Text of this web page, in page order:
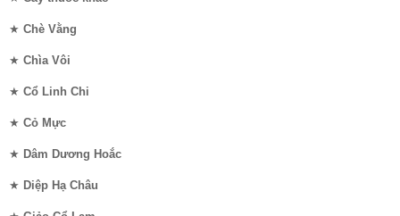
★ Chè Vằng
★ Chìa Vôi
★ Cổ Linh Chi
★ Cỏ Mực
★ Dâm Dương Hoắc
★ Diệp Hạ Châu